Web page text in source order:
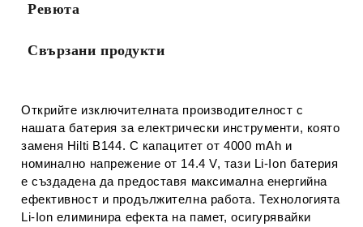
Ревюта
Свързани продукти
Открийте изключителната производителност с
нашата батерия за електрически инструменти, която
заменя Hilti B144. С капацитет от 4000 mAh и
номинално напрежение от 14.4 V, тази Li-Ion батерия
е създадена да предоставя максимална енергийна
ефективност и продължителна работа. Технологията
Li-Ion елиминира ефекта на памет, осигурявайки